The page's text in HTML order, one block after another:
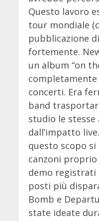
Questo lavoro
tour mondiale
pubblicazione
fortemente.
un album “on
concerti. Era
band
studio le
dall’impatto
questo scopo
canzoni
demo registrati
posti più
Bomb e
state ideate